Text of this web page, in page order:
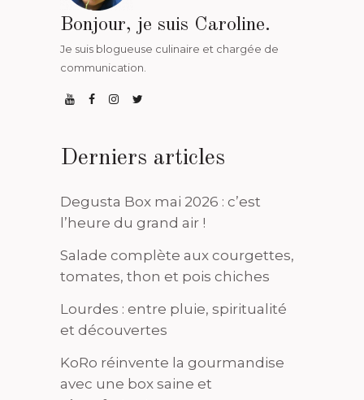
Bonjour, je suis Caroline.
Je suis blogueuse culinaire et chargée de
communication.
Derniers articles
Degusta Box mai 2026 : c’est
l’heure du grand air !
Salade complète aux courgettes,
tomates, thon et pois chiches
Lourdes : entre pluie, spiritualité
et découvertes
KoRo réinvente la gourmandise
avec une box saine et